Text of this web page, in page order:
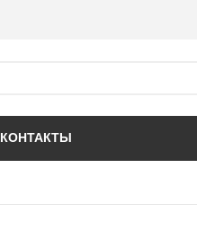
КОНТАКТЫ